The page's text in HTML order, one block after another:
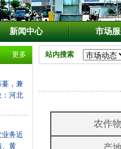
新闻中心 市场
更多
薹，兼
：河北
务近
、黄
站内搜索
农作